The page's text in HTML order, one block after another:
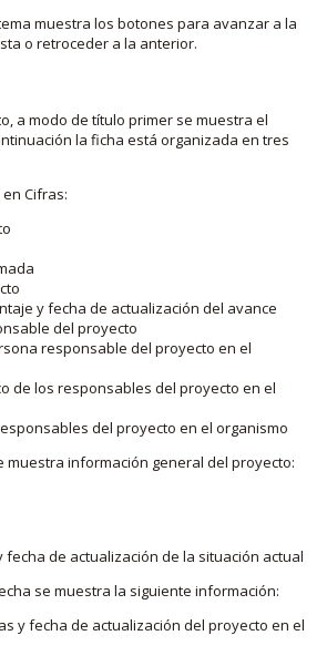
muestra los botones para avanzar a la
o retroceder a la anterior.
a modo de título primer se muestra el
la ficha está organizada en tres
Cifras:
y fecha de actualización del avance
del proyecto
responsable del proyecto en el
de los responsables del proyecto en el
del proyecto en el organismo
muestra información general del proyecto:
fecha de actualización de la situación actual
se muestra la siguiente información:
y fecha de actualización del proyecto en el